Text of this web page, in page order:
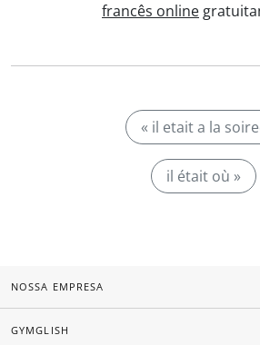
francês online
« il etait a la
il était où »
NOSSA EMPRESA
GYMGLISH